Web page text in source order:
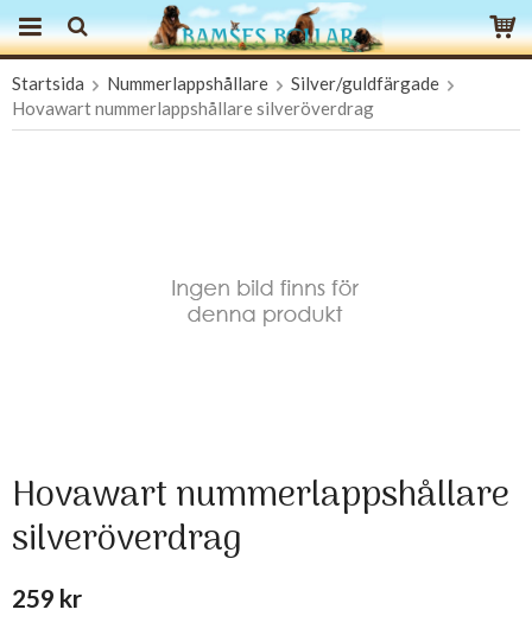
Produkten har blivit tillagd i varukorgen
Startsida Nummerlappshållare
Silver/guldfärgade
Hovawart nummerlappshållare silveröverdrag
Hovawart nummerlappshållare
silveröverdrag
259 kr